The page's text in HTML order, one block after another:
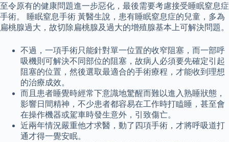
至令原有的健康問題進一步惡化，最後需要考慮接受睡眠窒息症
手術。 睡眠窒息手術 黃醫生說，患有睡眠窒息症的兒童，多為
扁桃腺過大，故切除扁桃腺及過大的增殖腺基本上可解決問題。
不過，一項手術只能針對單一位置的收窄阻塞，而一部呼
吸機則可解決不同部位的阻塞，故病人必須要先確定引起
阻塞的位置，然後選取最適合的手術療程，才能收到理想
的治療成效。
而且患者睡覺時經常下意識地驚醒而難以進入熟睡狀態，
影響日間精神，不少患者都容易在工作時打瞌睡，甚至會
在操作機器或駕車時發生意外，引致傷亡。
近兩年情況嚴重他才求醫，動了四項手術，才將呼吸道打
通才得一覺安眠。